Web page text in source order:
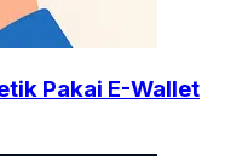
Pakai E-Wallet